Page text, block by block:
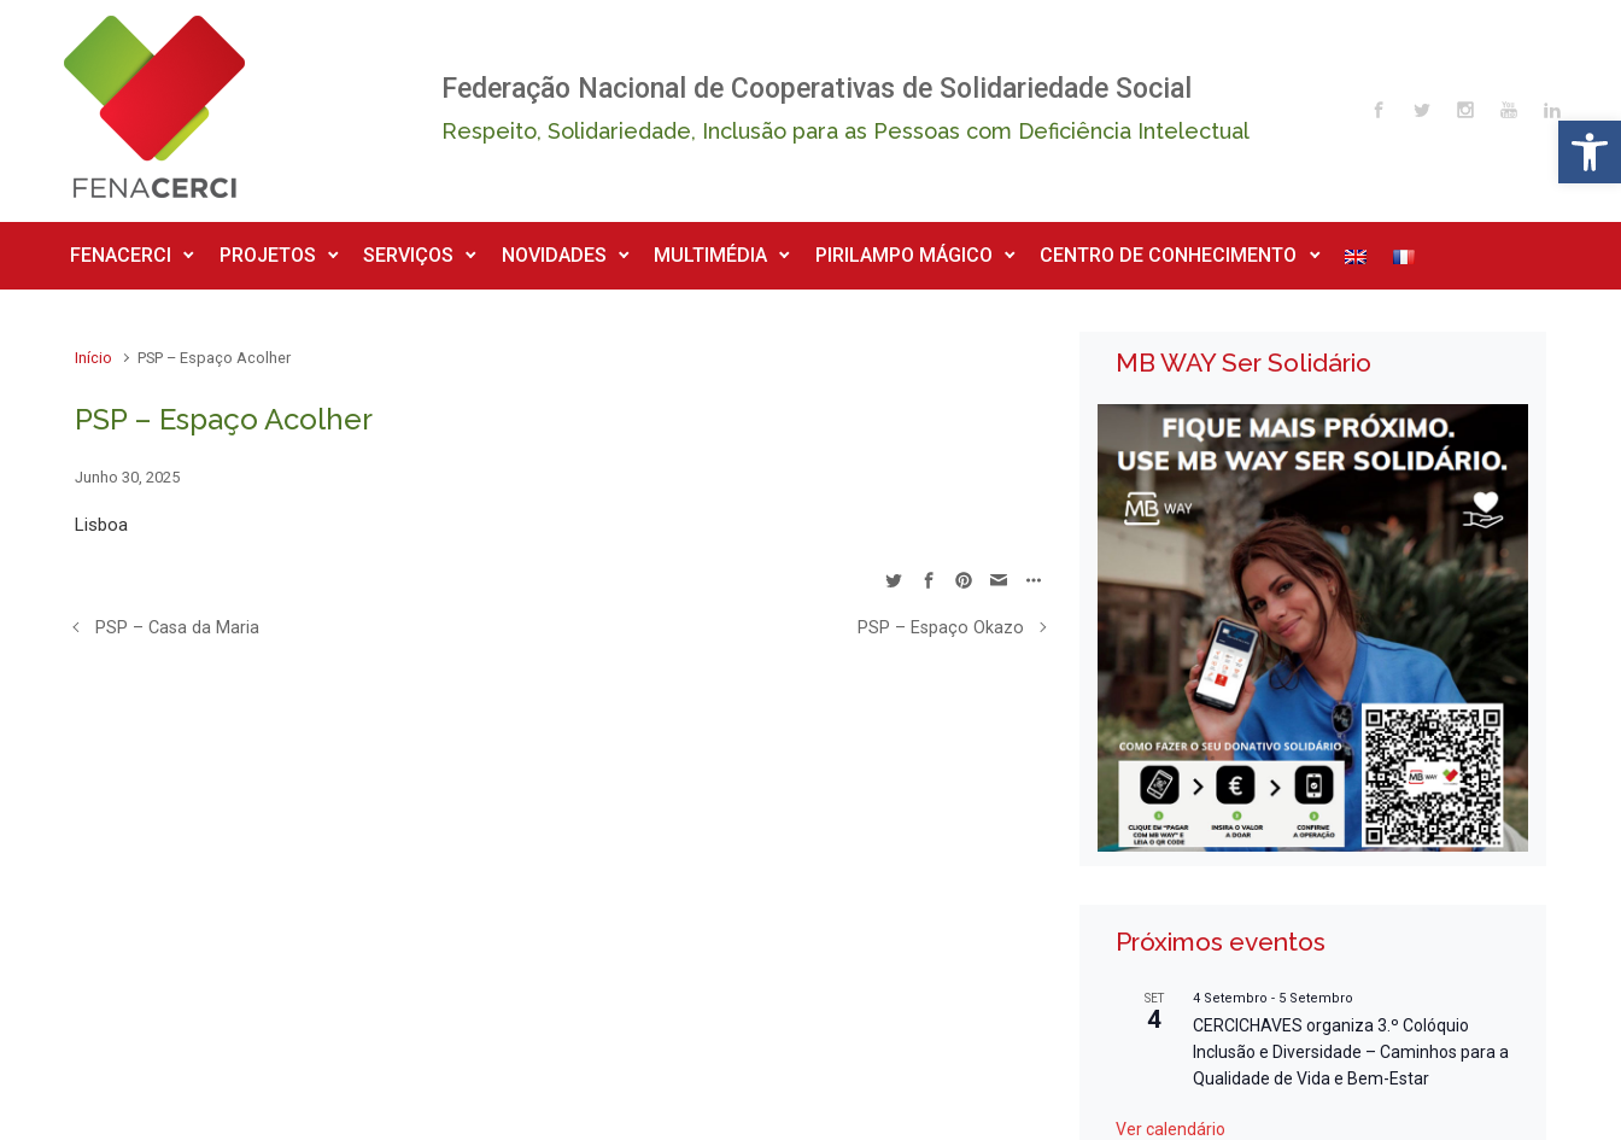
Skip to main content
Federação Nacional de Cooperativas de Solidariedade Social
Respeito, Solidariedade, Inclusão para as Pessoas com Deficiência Intelectual
FENACERCI PROJETOS SERVIÇOS NOVIDADES MULTIMÉDIA PIRILAMPO MÁGICO CENTRO DE CONHECIMENTO
Início PSP – Espaço Acolher
PSP – Espaço Acolher
Junho 30, 2025
Lisboa
PSP – Casa da Maria PSP – Espaço Okazo
MB WAY Ser Solidário
Próximos eventos
SET
4
4 Setembro - 5 Setembro
CERCICHAVES organiza 3.º Colóquio
Inclusão e Diversidade – Caminhos para a
Qualidade de Vida e Bem-Estar
Ver calendário